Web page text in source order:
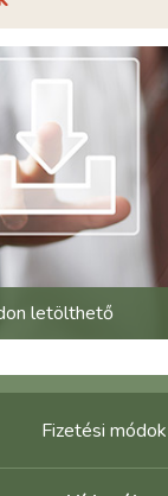
letölthető
Fizetési módok